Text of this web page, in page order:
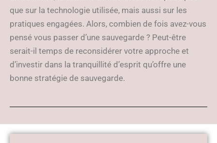
que sur la technologie utilisée, mais aussi sur les
pratiques engagées. Alors, combien de fois avez-vous
pensé vous passer d’une sauvegarde ? Peut-être
serait-il temps de reconsidérer votre approche et
d’investir dans la tranquillité d’esprit qu’offre une
bonne stratégie de sauvegarde.